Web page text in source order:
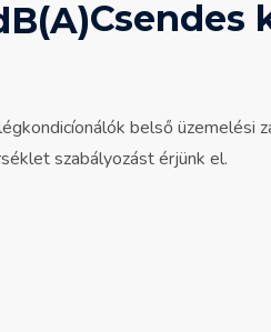
Csendes
belső üzemelési
szabályozást érjünk el.